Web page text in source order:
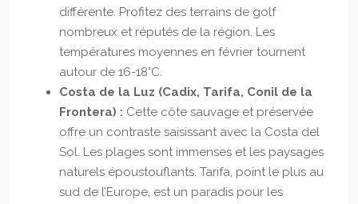
différente. Profitez des terrains de golf
nombreux et réputés de la région. Les
températures moyennes en février tournent
autour de 16-18°C.
Costa de la Luz (Cadix, Tarifa, Conil de la
Frontera) : Cette côte sauvage et préservée
offre un contraste saisissant avec la Costa del
Sol. Les plages sont immenses et les paysages
naturels époustouflants. Tarifa, point le plus au
sud de l’Europe, est un paradis pour les